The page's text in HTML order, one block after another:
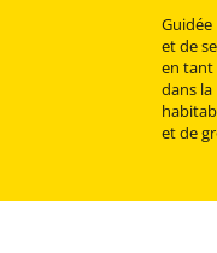
et de
en
dans
et de